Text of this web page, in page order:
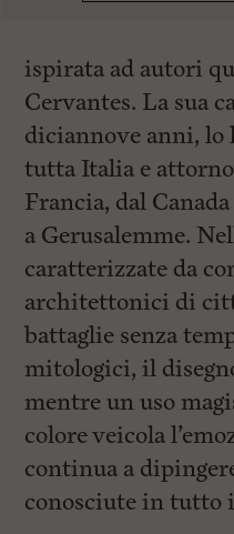
ispirata ad autori
Cervantes. La sua
diciannove anni, lo
tutta Italia e
Francia, dal
a Gerusalemme.
caratterizzate da
architettonici di
battaglie senza
mitologici, il
mentre un uso
colore veicola
continua a
conosciute in tutto